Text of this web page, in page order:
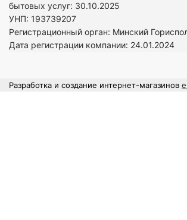
бытовых услуг: 30.10.2025
УНП: 193739207
Регистрационный орган: Минский
Дата регистрации компании: 24.01.2024
Разработка и создание интернет-магазинов